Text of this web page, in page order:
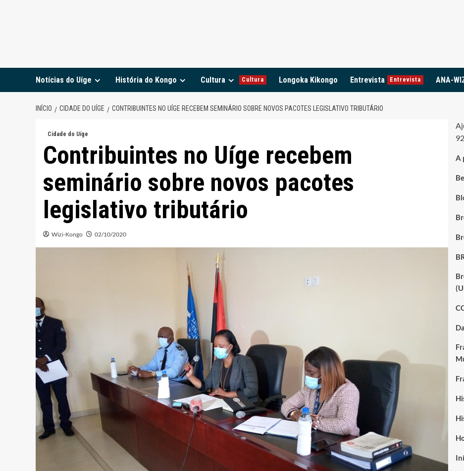
Notícias do Uíge História do Kongo Cultura Cultura Longoka Kikongo Entrevista Entrevista ANA-
INÍCIO CIDADE DO UÍGE CONTRIBUINTES NO UÍGE RECEBEM SEMINÁRIO SOBRE NOVOS PACOTES LEGISLATIVO TRIBUTÁRIO
Cidade do Uíge
Contribuintes no Uíge recebem
seminário sobre novos pacotes
legislativo tributário
Wizi-Kongo 02/10/2020
A